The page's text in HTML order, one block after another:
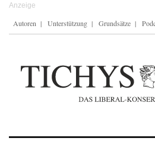
Autoren Unterstützung Grundsätze